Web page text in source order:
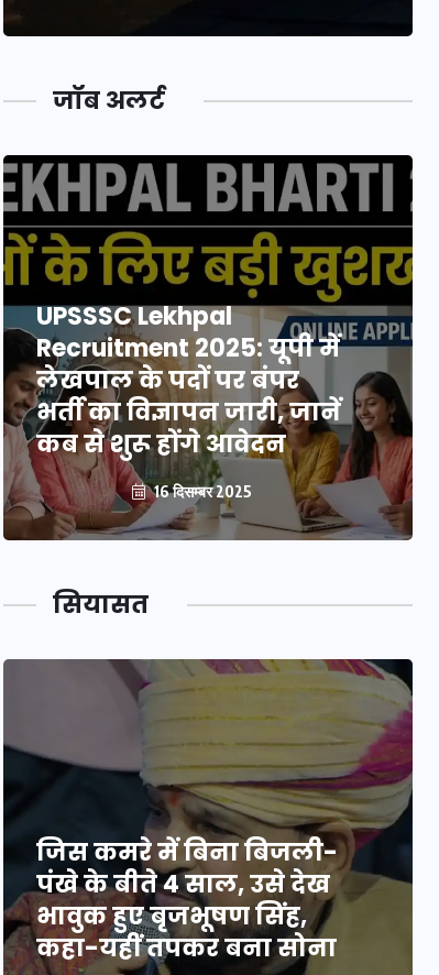
जॉब अलर्ट
UPSSSC Lekhpal
Recruitment 2025: यूपी में
लेखपाल के पदों पर बंपर
भर्ती का विज्ञापन जारी, जानें
कब से शुरू होंगे आवेदन
16 दिसम्बर 2025
सियासत
जिस कमरे में बिना बिजली-
पंखे के बीते 4 साल, उसे देख
भावुक हुए बृजभूषण सिंह,
कहा-यहीं तपकर बना सोना